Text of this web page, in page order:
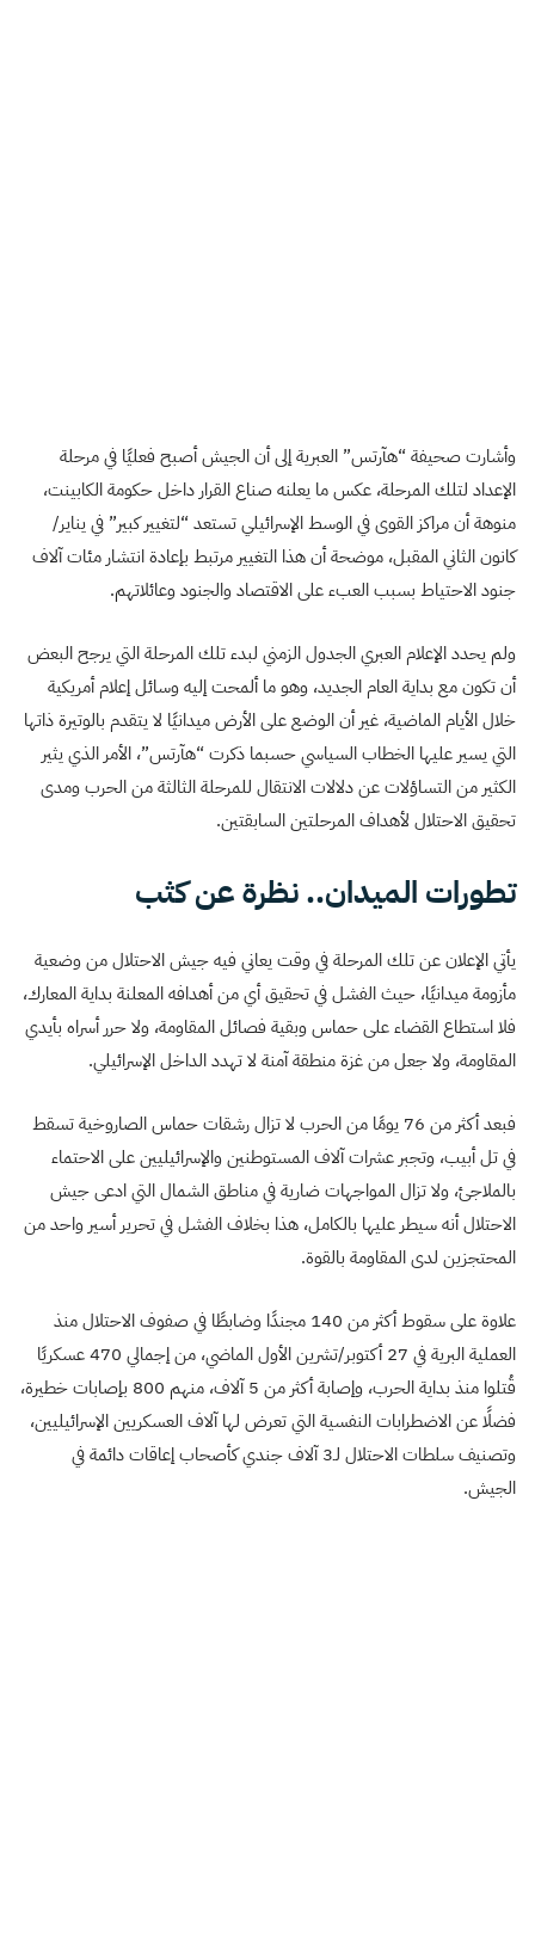
وأشارت صحيفة “هآرتس” العبرية إلى أن الجيش أصبح فعليًا في مرحلة
الإعداد لتلك المرحلة، عكس ما يعلنه صناع القرار داخل حكومة الكابينت،
منوهة أن مراكز القوى في الوسط الإسرائيلي تستعد “لتغيير كبير” في يناير/
كانون الثاني المقبل، موضحة أن هذا التغيير مرتبط بإعادة انتشار مئات آلاف
جنود الاحتياط بسبب العبء على الاقتصاد والجنود وعائلاتهم.
ولم يحدد الإعلام العبري الجدول الزمني لبدء تلك المرحلة التي يرجح البعض
أن تكون مع بداية العام الجديد، وهو ما ألمحت إليه وسائل إعلام أمريكية
خلال الأيام الماضية، غير أن الوضع على الأرض ميدانيًا لا يتقدم بالوتيرة ذاتها
التي يسير عليها الخطاب السياسي حسبما ذكرت “هآرتس”، الأمر الذي يثير
الكثير من التساؤلات عن دلالات الانتقال للمرحلة الثالثة من الحرب ومدى
تحقيق الاحتلال لأهداف المرحلتين السابقتين.
تطورات الميدان.. نظرة عن كثب
يأتي الإعلان عن تلك المرحلة في وقت يعاني فيه جيش الاحتلال من وضعية
مأزومة ميدانيًا، حيث الفشل في تحقيق أي من أهدافه المعلنة بداية المعارك،
فلا استطاع القضاء على حماس وبقية فصائل المقاومة، ولا حرر أسراه بأيدي
المقاومة، ولا جعل من غزة منطقة آمنة لا تهدد الداخل الإسرائيلي.
فبعد أكثر من 76 يومًا من الحرب لا تزال رشقات حماس الصاروخية تسقط
في تل أبيب، وتجبر عشرات آلاف المستوطنين والإسرائيليين على الاحتماء
بالملاجئ، ولا تزال المواجهات ضارية في مناطق الشمال التي ادعى جيش
الاحتلال أنه سيطر عليها بالكامل، هذا بخلاف الفشل في تحرير أسير واحد من
المحتجزين لدى المقاومة بالقوة.
علاوة على سقوط أكثر من 140 مجندًا وضابطًا في صفوف الاحتلال منذ
العملية البرية في 27 أكتوبر/تشرين الأول الماضي، من إجمالي 470 عسكريًا
قُتلوا منذ بداية الحرب، وإصابة أكثر من 5 آلاف، منهم 800 بإصابات خطيرة،
فضلًا عن الاضطرابات النفسية التي تعرض لها آلاف العسكريين الإسرائيليين،
وتصنيف سلطات الاحتلال لـ3 آلاف جندي كأصحاب إعاقات دائمة في
الجيش.